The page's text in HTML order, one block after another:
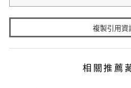
複製引用資
相關推薦